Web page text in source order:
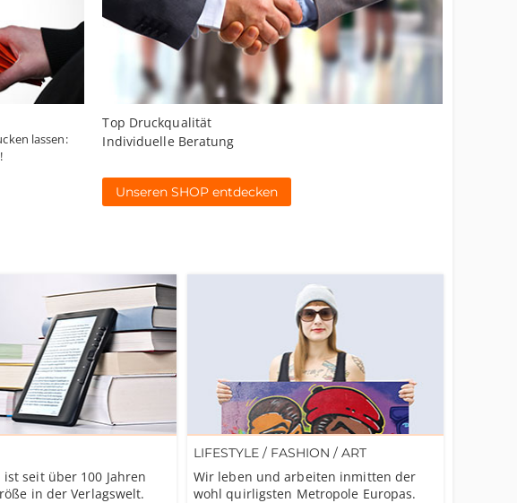
lassen:
Top Druckqualität
Individuelle Beratung
Unseren SHOP entdecken
ist seit über 100 Jahren
in der Verlagswelt.
LIFESTYLE / FASHION / ART
Wir leben und arbeiten inmitten der
wohl quirligsten Metropole Europas.